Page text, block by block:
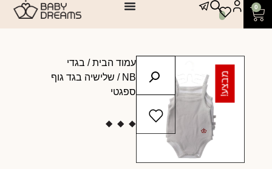
0
מבצע!
עמוד הבית/ בגדי
NB / שלישיה בגד גוף
ספגטי